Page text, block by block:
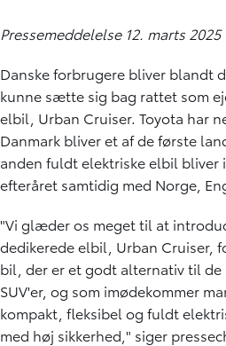
Pressemeddelelse 12. marts 2025
Danske forbrugere bliver blandt
kunne sætte sig bag rattet som
elbil, Urban Cruiser. Toyota har
Danmark bliver et af de første
anden fuldt elektriske elbil bliver
efteråret samtidig med Norge,
"Vi glæder os meget til at
dedikerede elbil, Urban Cruiser,
bil, der er et godt alternativ til
SUV'er, og som imødekommer
kompakt, fleksibel og fuldt
med høj sikkerhed," siger